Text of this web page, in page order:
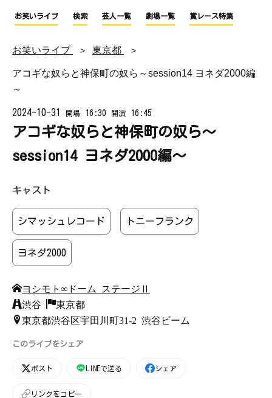
お笑いライブ 検索 芸人一覧 劇場一覧 賞レース特集
お笑いライブ 東京都
アコギな奴らと神保町の奴ら～session14 ヨネダ2000編
～
2024-10-31 開場 16:30 開演 16:45
アコギな奴らと神保町の奴ら～
session14 ヨネダ2000編～
キャスト
シマッシュレコード トニーフランク
ヨネダ2000
ヨシモト∞ドーム ステージⅡ
渋谷
東京都
東京都渋谷区宇田川町31-2 渋谷ビーム
このライブをシェア
ポスト LINEで送る シェア
リンクをコピー